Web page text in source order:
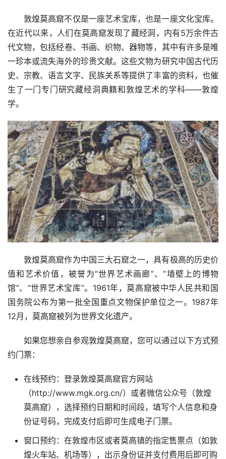
敦煌莫高窟不仅是一座艺术宝库，也是一座文化宝库。
在近代以来，人们在莫高窟发现了藏经洞，内有5万余件古
代文物，包括经卷、书画、织物、器物等，其中有许多是唯
一珍本或流失海外的珍贵文献。这些文物为研究中国古代历
史、宗教、语言文字、民族关系等提供了丰富的资料，也催
生了一门专门研究藏经洞典籍和敦煌艺术的学科——敦煌
学。
敦煌莫高窟作为中国三大石窟之一，具有极高的历史价
值和艺术价值，被誉为“世界艺术画廊”、“墙壁上的博物
馆”、“世界艺术宝库”。1961年，莫高窟被中华人民共和国
国务院公布为第一批全国重点文物保护单位之一。1987年
12月，莫高窟被列为世界文化遗产。
如果您想亲自参观敦煌莫高窟，您可以通过以下方式预
约门票：
在线预约：登录敦煌莫高窟官方网站
（http://www.mgk.org.cn/）或者微信公众号（敦煌
莫高窟），选择预约日期和时间段，填写个人信息和身
份证号码，完成支付后即可生成电子门票。
窗口预约：在敦煌市区或者莫高镇的指定售票点（如敦
煌火车站、机场等），出示身份证并支付费用后即可购